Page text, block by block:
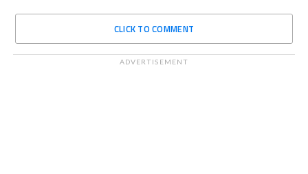
CLICK TO COMMENT
ADVERTISEMENT